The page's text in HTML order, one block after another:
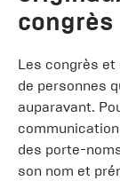
congrès
Les congrès
de personnes
auparavant.
des porte-
son nom et